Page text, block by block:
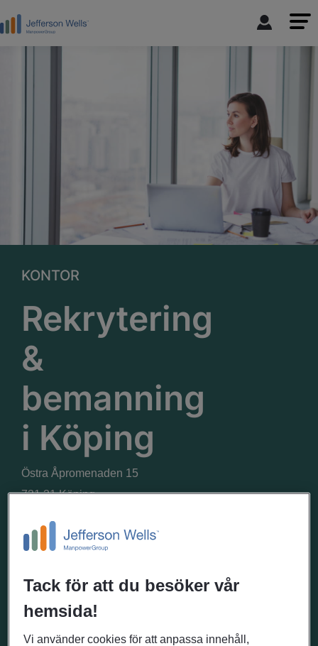
KONTOR
Rekrytering
&
bemanning
i Köping
Östra Åpromenaden 15
731 31 Köping
Telefontider
Mån - fre: 07.00 - 18.00
VÄGBESKRIVNING
Tack för att du besöker vår
hemsida!
Vi använder cookies för att anpassa innehåll,